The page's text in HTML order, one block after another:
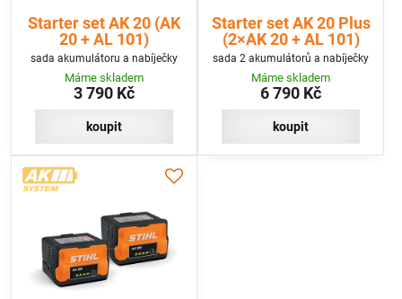
Starter set AK 20 (AK
20 + AL 101)
sada akumulátoru a nabíječky
Máme skladem
3 790 Kč
koupit
Starter set AK 20 Plus
(2×AK 20 + AL 101)
sada 2 akumulátorů a nabíječky
Máme skladem
6 790 Kč
koupit